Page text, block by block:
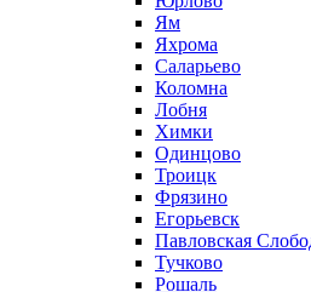
Ям
Яхрома
Саларьево
Коломна
Лобня
Химки
Одинцово
Троицк
Фрязино
Егорьевск
Павловская
Тучково
Рошаль